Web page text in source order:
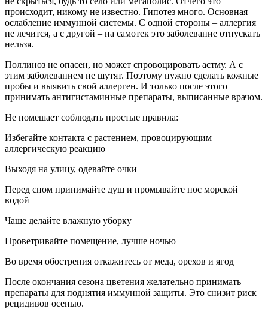
происходит, никому не известно. Гипотез много. Основная –
ослабление иммунной системы. С одной стороны – аллергия
не лечится, а с другой – на самотек это заболевание отпускать
нельзя.
Поллиноз не опасен, но может спровоцировать астму. А с
этим заболеванием не шутят. Поэтому нужно сделать кожные
пробы и выявить свой аллерген. И только после этого
принимать антигистаминные препараты, выписанные врачом.
Не помешает соблюдать простые правила:
Избегайте контакта с растением, провоцирующим
аллергическую реакцию
Выходя на улицу, одевайте очки
Перед сном принимайте душ и промывайте нос морской
водой
Чаще делайте влажную уборку
Проветривайте помещение, лучше ночью
Во время обострения откажитесь от меда, орехов и ягод
После окончания сезона цветения желательно принимать
препараты для поднятия иммунной защиты. Это снизит риск
рецидивов осенью.